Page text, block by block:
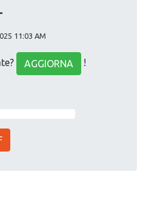
11:03 AM
AGGIORNA !